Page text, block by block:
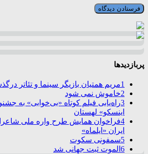
پربازدیدها
1مریم همتیان بازیگر سینما و تئاتر
2خاموش نمی شود
3راه‌یابی فیلم کوتاه «بی‌خوابی» به
اینسکو» لهستان
4فراخوان همایش طرح واره ملی
ایران «ایلماه»
5سمفونی سکوت
6 الموت ثبت جهانی شد